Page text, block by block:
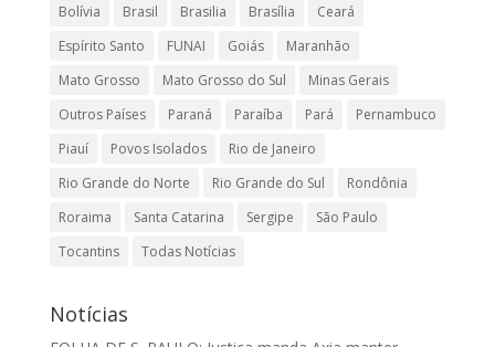
Bolívia
Brasil Brasilia Brasília
Ceará
Espírito Santo
FUNAI Goiás
Maranhão
Mato Grosso
Mato Grosso do Sul
Minas Gerais
Outros Países
Paraná Paraíba Pará
Pernambuco
Piauí
Povos Isolados
Rio de Janeiro
Rio Grande do Norte
Rio Grande do Sul
Rondônia
Roraima
Santa Catarina Sergipe
São Paulo
Tocantins
Todas Notícias
Notícias